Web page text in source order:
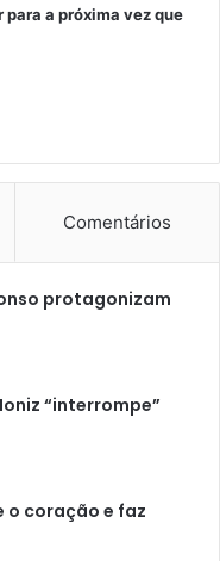
a próxima vez que
Comentários
protagonizam
“interrompe”
o coração e faz